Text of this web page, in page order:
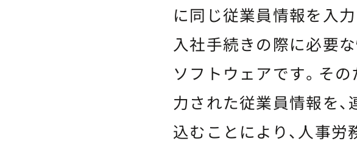
に同じ従業員情報を入
入社手続きの際に必要
ソフトウェアです。そ
力された従業員情報を、
込むことにより、人事